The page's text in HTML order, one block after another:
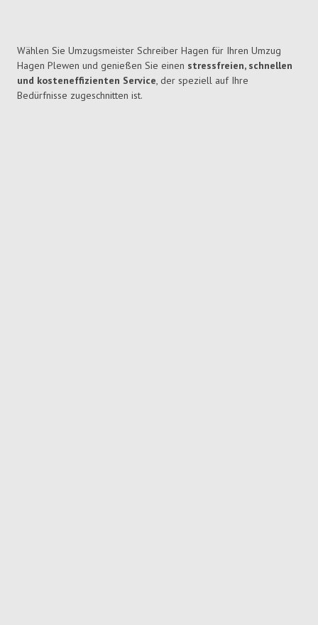
Wählen Sie Umzugsmeister Schreiber Hagen für Ihren Umzug
Hagen Plewen und genießen Sie einen stressfreien, schnellen
und kosteneffizienten Service, der speziell auf Ihre
Bedürfnisse zugeschnitten ist.